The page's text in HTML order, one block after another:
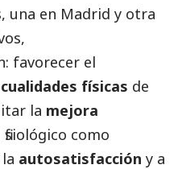
una en Madrid y otra
favorecer el
físicas de
la mejora
como
autosatisfacción y a